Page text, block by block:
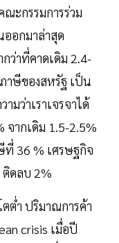
ะกรรมการร่วม
อกมาล่าสุด
ว่าที่คาดเดิม 2.4-
าษีของสหรัฐ เป็น
มว่าเราเจรจาได้
จากเดิม 1.5-2.5%
ที่ 36 % เศรษฐกิจ
ติดลบ 2%
ตํ่า ปริมาณการค้า
crisis เมื่อปี